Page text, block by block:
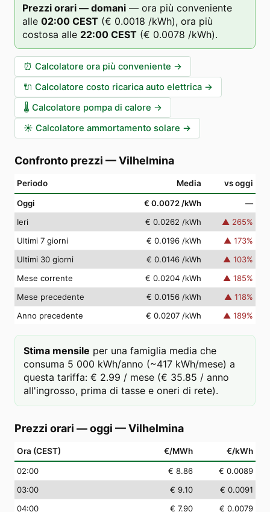
Prezzi orari — domani — ora più conveniente
alle 02:00 CEST (€ 0.0018 /kWh), ora più
costosa alle 22:00 CEST (€ 0.0078 /kWh).
⏰ Calcolatore ora più conveniente →
🔌 Calcolatore costo ricarica auto elettrica →
🌡️ Calcolatore pompa di calore →
☀️ Calcolatore ammortamento solare →
Confronto prezzi —Vilhelmina
Periodo Media vs oggi
Oggi € 0.0072 /kWh
—
Ieri
€ 0.0262 /kWh ▲ 265%
Ultimi 7 giorni
€ 0.0196 /kWh ▲ 173%
Ultimi 30 giorni
€ 0.0146 /kWh ▲ 103%
Mese corrente
€ 0.0204 /kWh ▲ 185%
Mese precedente
€ 0.0156 /kWh ▲ 118%
Anno precedente
€ 0.0207 /kWh ▲ 189%
Stima mensile per una famiglia media che
consuma 5 000 kWh/anno (~417 kWh/mese) a
questa tariffa: € 2.99 / mese (€ 35.85 / anno
all'ingrosso, prima di tasse e oneri di rete).
Prezzi orari — oggi —Vilhelmina
Ora (CEST) €/MWh €/kWh
02:00 € 8.86
€ 0.0089
03:00 € 9.10
€ 0.0091
04:00 € 7.90
€ 0.0079